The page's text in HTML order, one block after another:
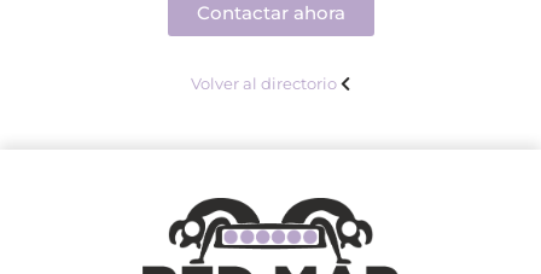
Contactar ahora
Volver al directorio